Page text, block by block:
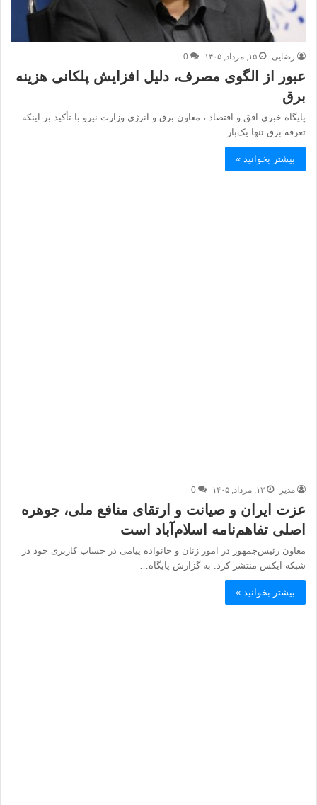
رضایی ۱۵, مرداد, ۱۴۰۵ 0
عبور از الگوی مصرف، دلیل افزایش پلکانی هزینه
برق
پایگاه خبری افق و اقتصاد ، معاون برق و انرژی وزارت نیرو با تأکید بر اینکه
تعرفه برق تنها یک‌بار…
بیشتر بخوانید »
مدیر ۱۲, مرداد, ۱۴۰۵ 0
عزت ایران و صیانت و ارتقای منافع ملی، جوهره
اصلی تفاهم‌نامه اسلام‌آباد است
معاون رئیس‌جمهور در امور زنان و خانواده پیامی در حساب کاربری خود در
شبکه ایکس منتشر کرد. به گزارش پایگاه…
بیشتر بخوانید »